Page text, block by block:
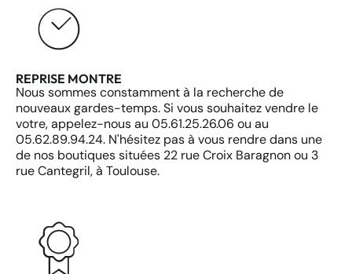
REPRISE MONTRE
Nous sommes constamment à la recherche de
nouveaux gardes-temps. Si vous souhaitez vendre le
votre, appelez-nous au 05.61.25.26.06 ou au
05.62.89.94.24. N'hésitez pas à vous rendre dans une
de nos boutiques situées 22 rue Croix Baragnon ou 3
rue Cantegril, à Toulouse.